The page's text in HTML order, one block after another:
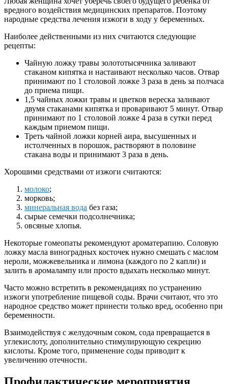
вредного воздействия медицинских препаратов. Поэтому
народные средства лечения изжоги в ходу у беременных.
Наиболее действенными из них считаются следующие
рецепты:
Чайную ложку травы золототысячника заливают
стаканом кипятка и настаивают несколько часов. Отвар
принимают по 1 столовой ложке 3 раза в день за полчаса
до приема пищи.
1,5 чайных ложки травы и цветков вереска заливают
двумя стаканами кипятка и проваривают 5 минут. Отвар
принимают по 1 столовой ложке 4 раза в сутки перед
каждым приемом пищи.
Треть чайной ложки корней аира, высушенных и
истолченных в порошок, растворяют в половине
стакана воды и принимают 3 раза в день.
Хорошими средствами от изжоги считаются:
молоко;
морковь;
минеральная вода без газа;
сырые семечки подсолнечника;
овсяные хлопья.
Некоторые гомеопаты рекомендуют ароматерапию. Соловую
ложку масла виноградных косточек нужно смешать с маслом
нероли, можжевельника и лимона (каждого по 2 капли) и
залить в аромалампу или просто вдыхать несколько минут.
Часто можно встретить в рекомендациях по устранению
изжоги употребление пищевой соды. Врачи считают, что это
народное средство может принести только вред, особенно при
беременности.
Взаимодействуя с желудочным соком, сода превращается в
углекислоту, дополнительно стимулирующую секрецию
кислоты. Кроме того, применение соды приводит к
увеличению отечности.